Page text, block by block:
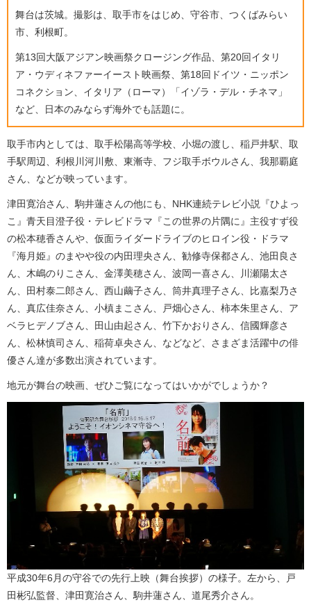
舞台は茨城。撮影は、取手市をはじめ、守谷市、つくばみらい
市、利根町。
第13回大阪アジアン映画祭クロージング作品、第20回イタリ
ア・ウディネファーイースト映画祭、第18回ドイツ・ニッポン
コネクション、イタリア（ローマ）「イゾラ・デル・チネマ」
など、日本のみならず海外でも話題に。
取手市内としては、取手松陽高等学校、小堀の渡し、稲戸井駅、取
手駅周辺、利根川河川敷、東漸寺、フジ取手ボウルさん、我那覇庭
さん、などが映っています。
津田寛治さん、駒井蓮さんの他にも、NHK連続テレビ小説『ひよっ
こ』青天目澄子役・テレビドラマ『この世界の片隅に』主役すず役
の松本穂香さんや、仮面ライダードライブのヒロイン役・ドラマ
『海月姫』のまやや役の内田理央さん、勧修寺保都さん、池田良さ
ん、木嶋のりこさん、金澤美穂さん、波岡一喜さん、川瀬陽太さ
ん、田村泰二郎さん、西山繭子さん、筒井真理子さん、比嘉梨乃さ
ん、真広佳奈さん、小槙まこさん、戸畑心さん、柿本朱里さん、ア
ベラヒデノブさん、田山由起さん、竹下かおりさん、信國輝彦さ
ん、松林慎司さん、稲荷卓央さん、などなど、さまざま活躍中の俳
優さん達が多数出演されています。
地元が舞台の映画、ぜひご覧になってはいかがでしょうか？
平成30年6月の守谷での先行上映（舞台挨拶）の様子。左から、戸
田彬弘監督、津田寛治さん、駒井蓮さん、道尾秀介さん。